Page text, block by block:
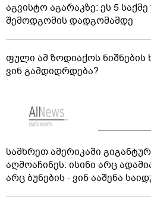
აგვისტო აგარაკზე: ეს 5
შემოდგომის დადგომამდე
ფული ამ ზოდიაქოს ნიშნების
ვინ გამდიდრდება?
სამხრეთ ამერიკაში
აღმოაჩინეს: ისინი არც
არც ბუნების - ვინ ააშენა